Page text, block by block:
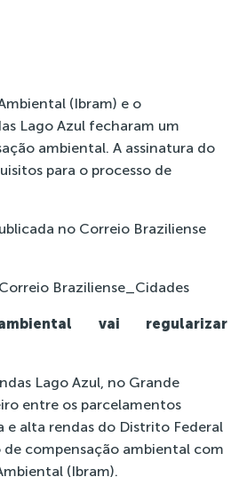
(Ibram) e o
Lago Azul fecharam um
ambiental. A assinatura do
para o processo de
no Correio Braziliense
ambiental vai regularizar
Lago Azul, no Grande
entre os parcelamentos
e alta rendas do Distrito Federal
compensação ambiental com
(Ibram).